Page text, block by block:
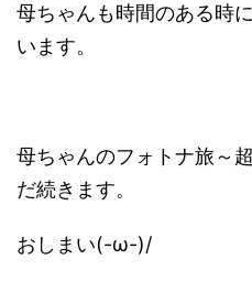
母ちゃんも時間のある時
います。
母ちゃんのフォトナ旅～
だ続きます。
おしまい(-ω-)/